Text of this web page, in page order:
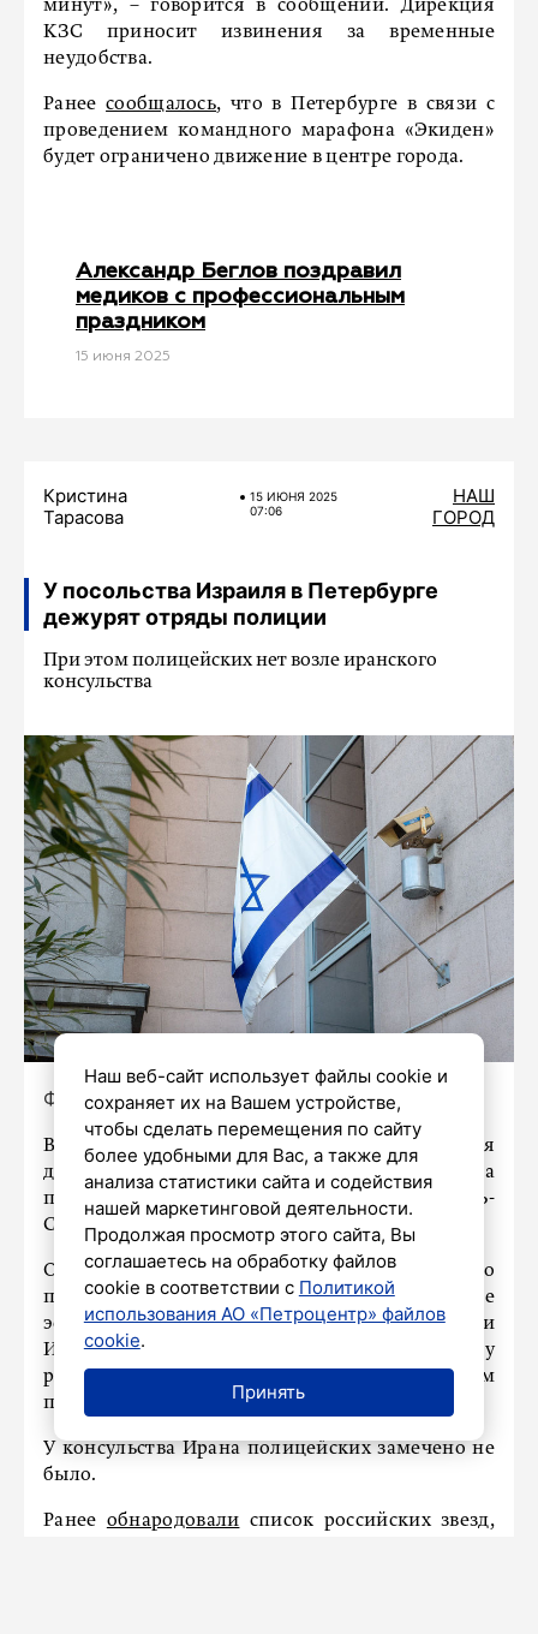
минут», – говорится в сообщении. Дирекция
КЗС приносит извинения за временные
неудобства.
Ранеесообщалось, что в Петербурге в связи с
проведением командного марафона «Экиден»
будет ограничено движение в центре города.
Александр Беглов поздравил
медиков с профессиональным
праздником
15 июня 2025
Кристина
Тарасова
15 ИЮНЯ 2025
07:06
НАШ
ГОРОД
У посольства Израиля в Петербурге
дежурят отряды полиции
При этом полицейских нет возле иранского
консульства
Фото: Олег Золото/«Петербургский дневник»
В Петербурге возле генконсульства Израиля
дежурят полицейские. Провокаций за
последние сутки не было. Об этом сообщает «Ъ-
СПб».
Отряды полиции дежурят у израильского
представительства на Херсонской улице после
эскалации конфликта между Израилем и
Ираном. Правоохранители также стоят на посту
рядом с Соборной мечетью на Кронверкском
проспекте.
У консульства Ирана полицейских замечено не
было.
Ранее обнародовали список российских звезд,
Наш веб-сайт использует файлы cookie и
сохраняет их на Вашем устройстве,
чтобы сделать перемещения по сайту
более удобными для Вас, а также для
анализа статистики сайта и содействия
нашей маркетинговой деятельности.
Продолжая просмотр этого сайта, Вы
соглашаетесь на обработку файлов
cookie в соответствии с Политикой
использования АО «Петроцентр» файлов
cookie.
Принять